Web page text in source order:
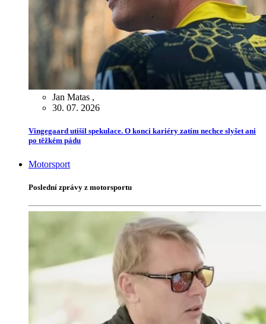
Jan Matas ,
30. 07. 2026
Vingegaard utišil spekulace. O konci kariéry zatím nechce slyšet ani
po těžkém pádu
Motorsport
Poslední zprávy z motorsportu